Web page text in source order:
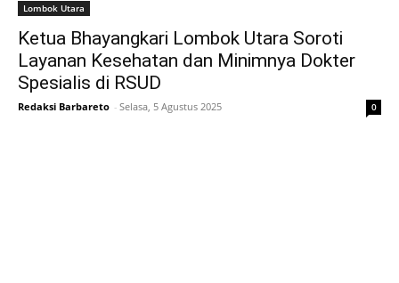
Lombok Utara
Ketua Bhayangkari Lombok Utara Soroti
Layanan Kesehatan dan Minimnya Dokter
Spesialis di RSUD
Redaksi Barbareto - Selasa, 5 Agustus 2025 0